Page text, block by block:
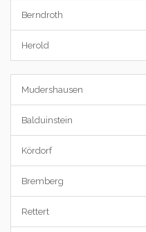
Berndroth
Herold
Mudershausen
Balduinstein
Kördorf
Bremberg
Rettert